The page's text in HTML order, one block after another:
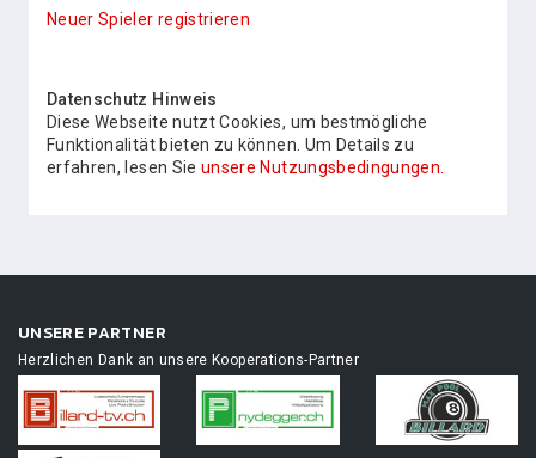
Neuer Spieler registrieren
Datenschutz Hinweis
Diese Webseite nutzt Cookies, um bestmögliche
Funktionalität bieten zu können. Um Details zu
erfahren, lesen Sie unsere Nutzungsbedingungen.
UNSERE PARTNER
Herzlichen Dank an unsere Kooperations-Partner